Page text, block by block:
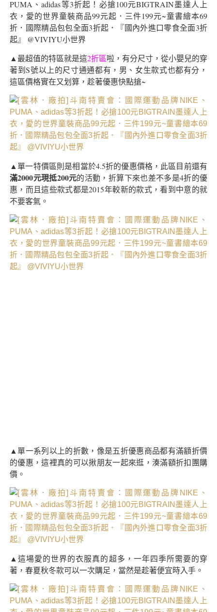
▲最超值的特區就是這2折區啦，有分尺寸，從小嬰兒的穿
著到S號以上的尺寸通通都有，男、女生款式也都有分，
這區價格實在又划算，趁著優惠快點搶~
▲單一特價區則是相當於4.5折的優惠價格，此區目前還有
滿2000元現抵200元的活動，折算下來也差不多是4折的優
惠，而且這些款式都是2015年較新的款式，看到中意的就
不要客氣。
▲單一系列以上的折數，像是五折優惠商品都有滿額折價
的優惠，這裡真的可以揪朋友一起來逛，湊滿額折扣團購
價。
▲這場愛的世界的衣服真的超多，一年四季所需要的穿
著，春夏秋冬款可以一次購足，當然是趁著便宜時入手。